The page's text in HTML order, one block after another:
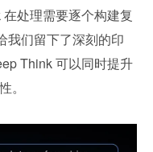
处理需要逐个构建复
我们留下了深刻的印
Think 可以同时提升
。